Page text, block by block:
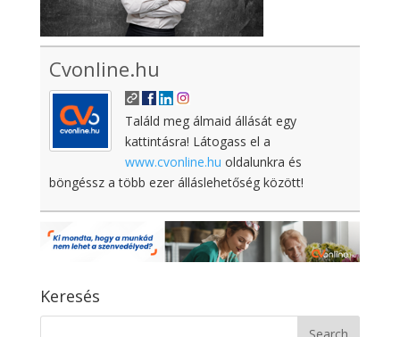
Cvonline.hu
Találd meg álmaid állását egy
kattintásra! Látogass el a
www.cvonline.hu oldalunkra és
böngéssz a több ezer álláslehetőség között!
Keresés